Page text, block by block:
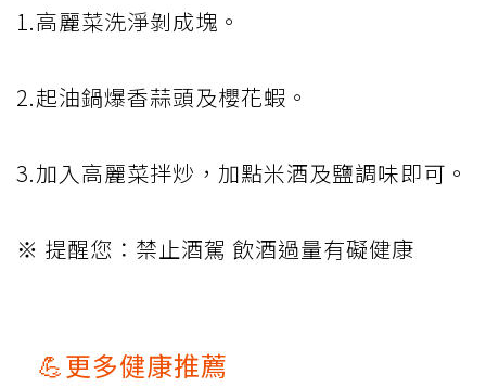
1.高麗菜洗淨剝成塊。
2.起油鍋爆香蒜頭及櫻花蝦。
3.加入高麗菜拌炒，加點米酒及鹽調味即可。
※ 提醒您：禁止酒駕 飲酒過量有礙健康
💪更多健康推薦